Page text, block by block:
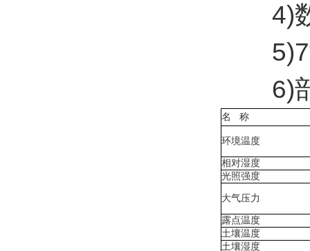
4)数
5)7寸
6)部
名 称
环境温度
相对湿度
光照强度
大气压力
露点温度
土壤温度
土壤湿度